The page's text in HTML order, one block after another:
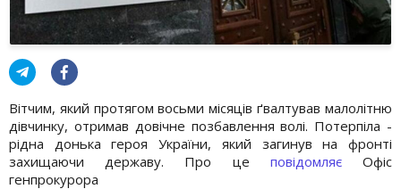
Вітчим, який протягом восьми місяців ґвалтував малолітню
дівчинку, отримав довічне позбавлення волі. Потерпіла -
рідна донька героя України, який загинув на фронті
захищаючи державу. Про це повідомляєОфіс
генпрокурора